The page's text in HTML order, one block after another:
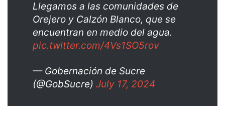
Llegamos a las comunidades de
Orejero y Calzón Blanco, que se
encuentran en medio del agua.
pic.twitter.com/4Vs1SO5rov
— Gobernación de Sucre
(@GobSucre) July 17, 2024